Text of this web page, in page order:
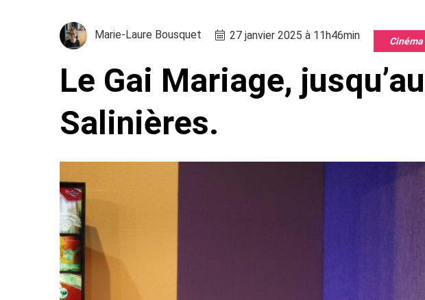
Marie-Laure Bousquet 27 janvier 2025 à 11h46min
Le Gai Mariage,
Salinières.